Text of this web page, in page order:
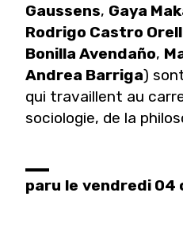
Gaussens, Gaya
Rodrigo Castro
Bonilla Avendaño,
Andrea Barriga)
qui travaillent au
sociologie, de la
paru le vendredi 04